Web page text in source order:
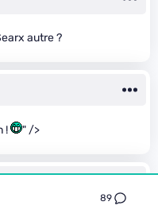
89
autre ?
! " />